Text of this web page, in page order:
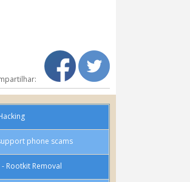
phone scams
- Rootkit Removal